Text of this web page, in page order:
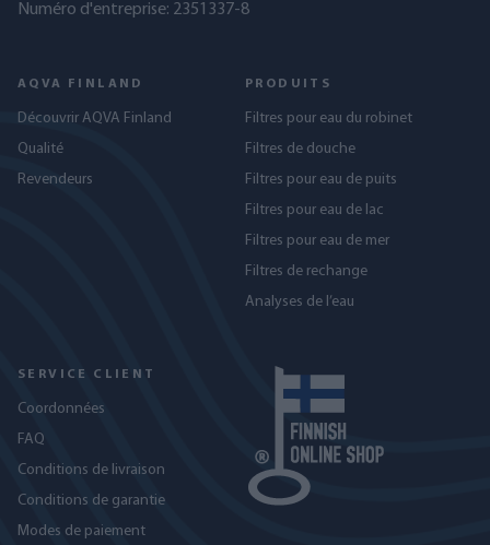
Numéro d'entreprise: 2351337-8
AQVA FINLAND
Découvrir AQVA Finland
Qualité
Revendeurs
PRODUITS
Filtres pour eau du robinet
Filtres de douche
Filtres pour eau de puits
Filtres pour eau de lac
Filtres pour eau de mer
Filtres de rechange
Analyses de l’eau
SERVICE CLIENT
Coordonnées
FAQ
Conditions de livraison
Conditions de garantie
Modes de paiement